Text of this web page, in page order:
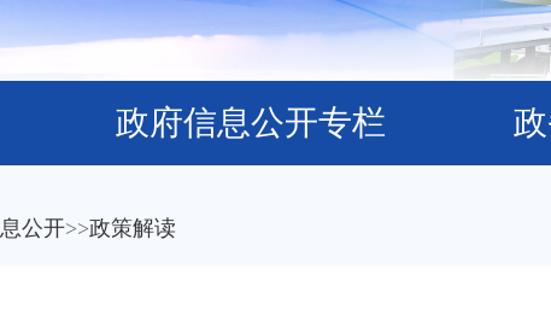
政府信息公开专栏
公开>>政策解读